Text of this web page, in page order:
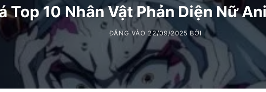
Top 10 Nhân Vật Phản Diện Nữ
ĐĂNG VÀO 22/09/2025 BỞI